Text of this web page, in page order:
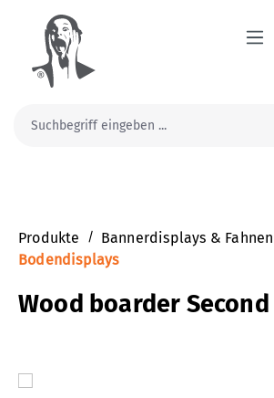
springen
Produkte / Bannerdisplays & Fahnen
Bodendisplays
Wood boarder